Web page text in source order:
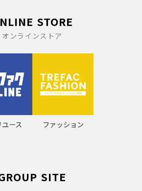
STORE
オンラインストア
ース ファッション
SITE